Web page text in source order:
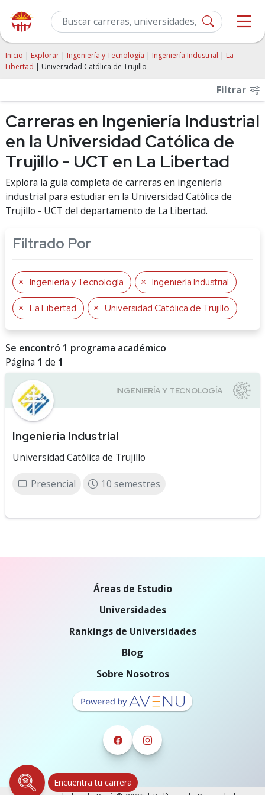
Inicio | Explorar | Ingeniería y Tecnología | Ingeniería Industrial | La
Libertad | Universidad Católica de Trujillo
Filtrar
Carreras en Ingeniería Industrial
en la Universidad Católica de
Trujillo - UCT en La Libertad
Explora la guía completa de carreras en ingeniería
industrial para estudiar en la Universidad Católica de
Trujillo - UCT del departamento de La Libertad.
Filtrado Por
Ingeniería y Tecnología Ingeniería Industrial
La Libertad Universidad Católica de Trujillo
Se encontró 1 programa académico
Página 1 de 1
Ingeniería Industrial
Universidad Católica de Trujillo
Presencial 10 semestres
Encuentra tu carrera
Áreas de Estudio
Universidades
Rankings de Universidades
Blog
Sobre Nosotros